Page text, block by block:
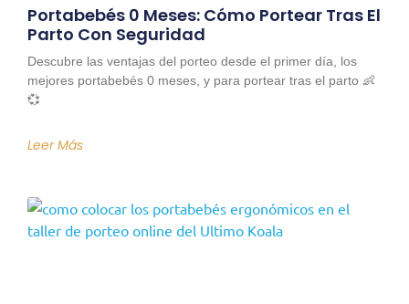
Portabebés 0 Meses: Cómo Portear Tras El
Parto Con Seguridad
Descubre las ventajas del porteo desde el primer día, los
mejores portabebés 0 meses, y para portear tras el parto 👶
💞
Leer Más